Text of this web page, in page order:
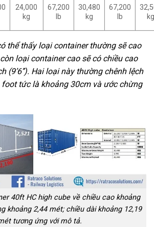
24,000
kg
67,200
lb
30,480
kg
67,200
lb
kg
thể thấy loại container thường sẽ cao
còn loại container cao sẽ có chiều cao
(9’6’’). Hai loại này thường chênh lệch
foot tức là khoảng 30cm và ước chừng
40ft HC high cube về chiều cao khoảng
khoảng 2,44 mét; chiều dài khoảng 12,19
tương ứng với mô tả.